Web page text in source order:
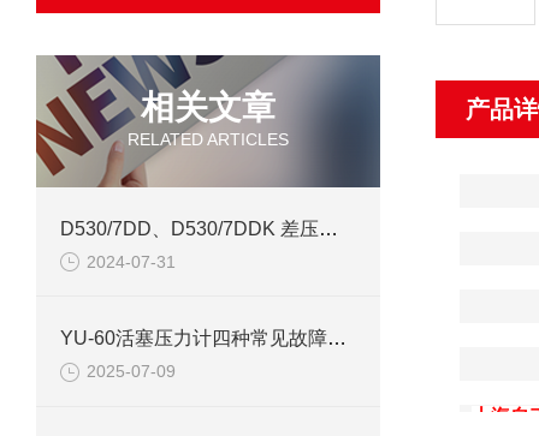
相关文章
RELATED ARTICLES
D530/7DD、D530/7DDK 差压控制器技术参数介绍
2024-07-31
YU-60活塞压力计四种常见故障的原因及排除方法
2025-07-09
产品
上海